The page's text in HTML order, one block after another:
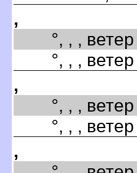
,
°, , , ветер
°, , , ветер
,
°, , , ветер
°, , , ветер
,